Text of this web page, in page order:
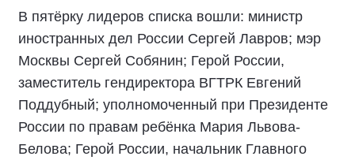
В пятёрку лидеров списка вошли: министр
иностранных дел России Сергей Лавров; мэр
Москвы Сергей Собянин; Герой России,
заместитель гендиректора ВГТРК Евгений
Поддубный; уполномоченный при Президенте
России по правам ребёнка Мария Львова-
Белова; Герой России, начальник Главного